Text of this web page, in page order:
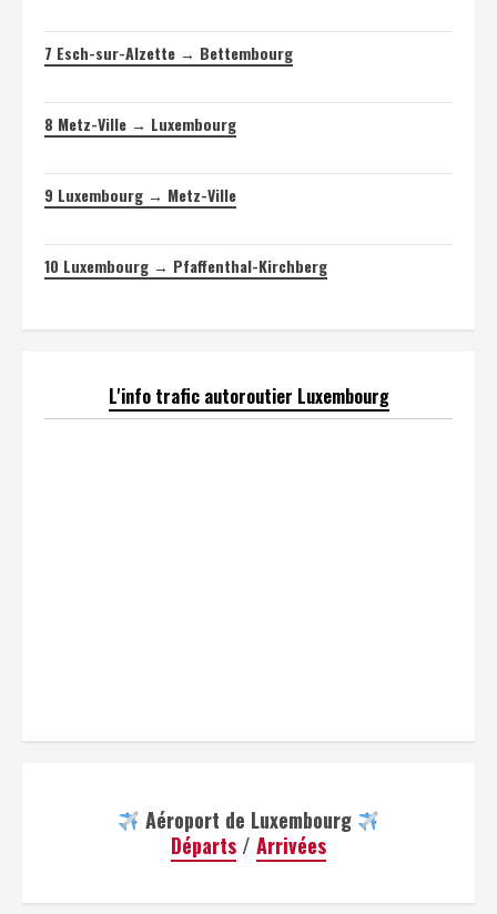
7 Esch-sur-Alzette → Bettembourg
8 Metz-Ville → Luxembourg
9 Luxembourg → Metz-Ville
10 Luxembourg → Pfaffenthal-Kirchberg
L'info trafic autoroutier Luxembourg
Aéroport de Luxembourg
Départs / Arrivées